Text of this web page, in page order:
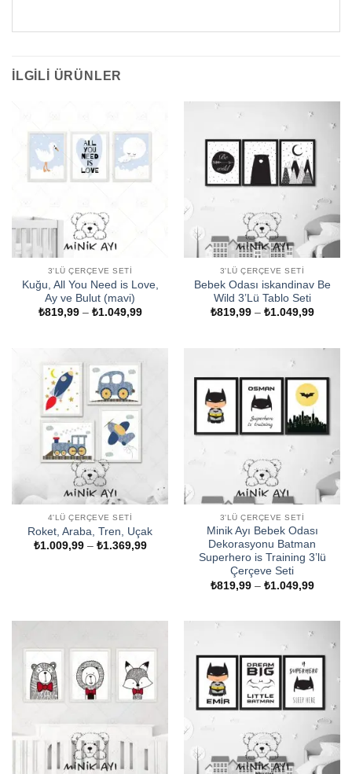
İLGILI ÜRÜNLER
3'LÜ ÇERÇEVE SETI
Kuğu, All You Need is Love,
Ay ve Bulut (mavi)
₺819,99 – ₺1.049,99Fiyat
3'LÜ ÇERÇEVE SETI
Bebek Odası iskandinav Be
Wild 3’Lü Tablo Seti
₺819,99 – ₺1.049,99Fiyat
4'LÜ ÇERÇEVE SETI
Roket, Araba, Tren, Uçak
₺1.009,99 – ₺1.369,99Fiyat
3'LÜ ÇERÇEVE SETI
Minik Ayı Bebek Odası
Dekorasyonu Batman
Superhero is Training 3’lü
Çerçeve Seti
₺819,99 – ₺1.049,99Fiyat